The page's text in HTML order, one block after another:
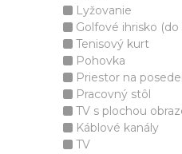
Lyžovanie
Golfové ihrisko (do
Tenisový kurt
Pohovka
Priestor na
Pracovný stôl
TV s plochou
Káblové kanály
TV